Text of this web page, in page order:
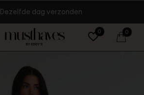
0 0
Dezelfde dag verzonden